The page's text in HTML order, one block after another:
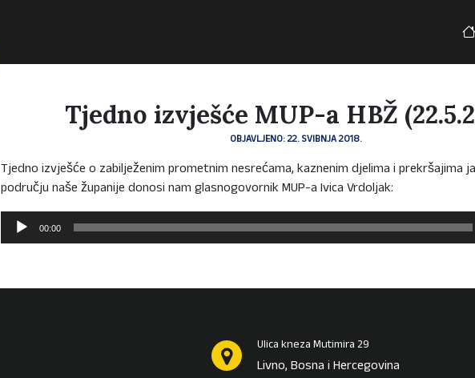
Tjedno izvješće MUP-a HBŽ
OBJAVLJENO: 22. SVIBNJA 2018.
Tjedno izvješće o zabilježenim prometnim nesrećama, kaznenim djelima i prekršajima
području naše županije donosi nam glasnogovornik MUP-a Ivica Vrdoljak:
Reproduktor
audiozapisa
00:00
Ulica kneza Mutimira 29
Livno, Bosna i Hercegovina